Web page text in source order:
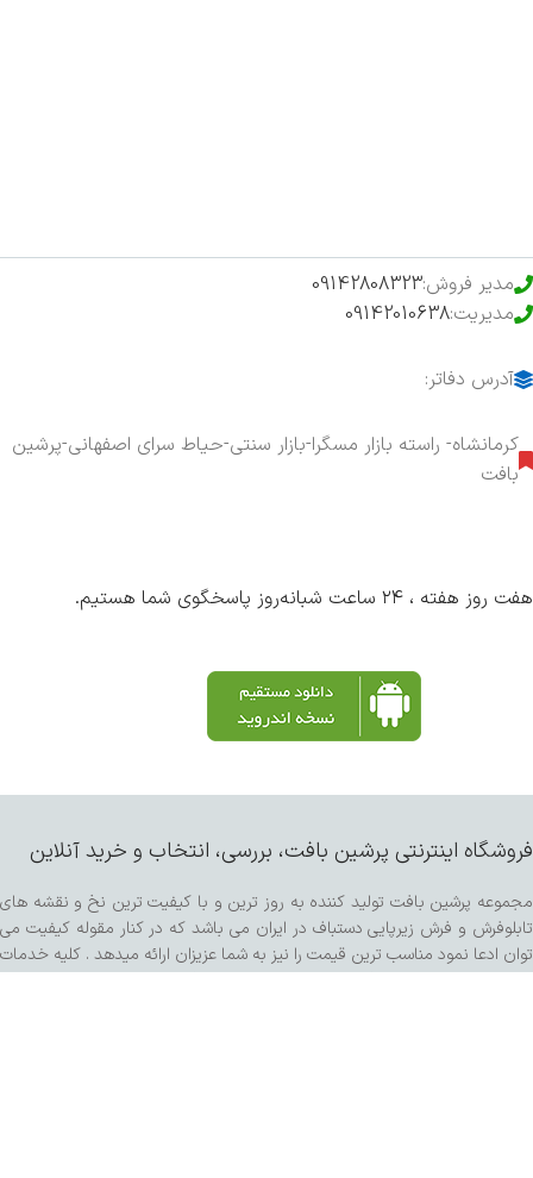
مدیر فروش:09142808323
مدیریت:09142010638
آدرس دفاتر:
کرمانشاه- راسته بازار مسگرا-بازار سنتی-حیاط سرای اصفهانی-پرشین
بافت
هفت روز هفته ، ۲۴ ساعت شبانه‌روز پاسخگوی شما هستیم.
فروشگاه اینترنتی پرشین بافت، بررسی، انتخاب و خرید آنلاین
مجموعه پرشین بافت تولید کننده به روز ترین و با کیفیت ترین نخ و نقشه های
تابلوفرش و فرش زیرپایی دستباف در ایران می باشد که در کنار مقوله کیفیت می
توان ادعا نمود مناسب ترین قیمت را نیز به شما عزیزان ارائه میدهد . کلیه خدمات